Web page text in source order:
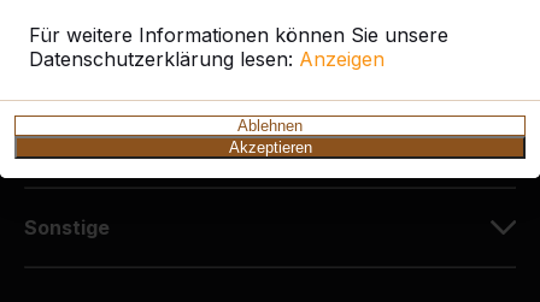
Für weitere Informationen können Sie unsere
Datenschutzerklärung lesen: Anzeigen
Ablehnen
Akzeptieren
Kundenservice
Sonstige